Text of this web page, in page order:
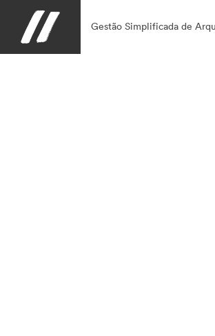
Gestão Simplificada de